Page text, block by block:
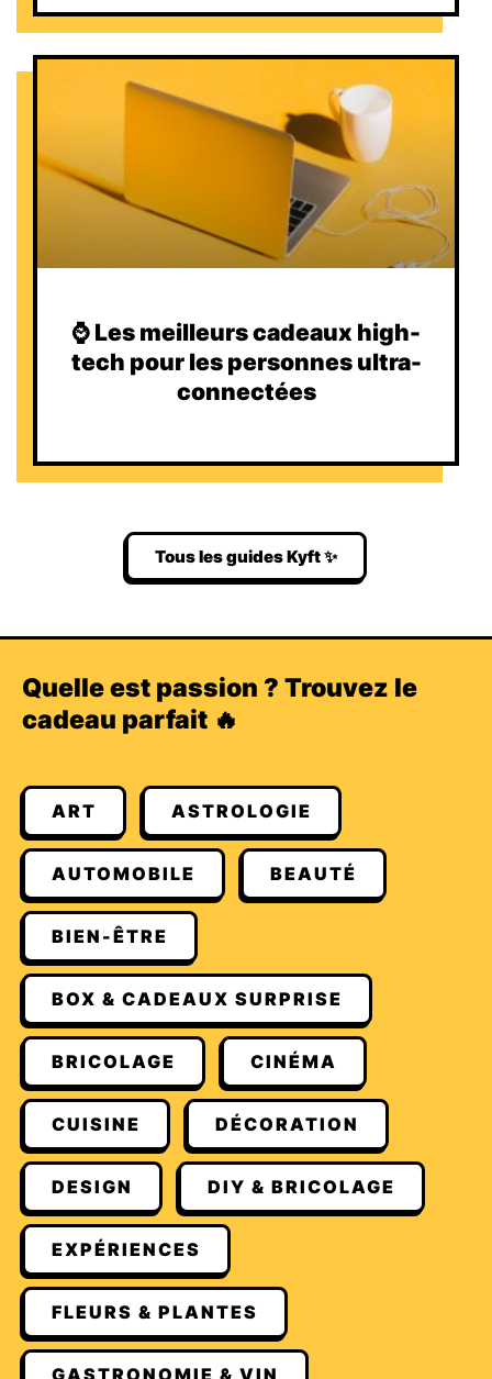
⌚️ Les meilleurs cadeaux high-
tech pour les personnes ultra-
connectées
Tous les guides Kyft ✨
Quelle est passion ? Trouvez le
cadeau parfait 🔥
ART ASTROLOGIE
AUTOMOBILE BEAUTÉ
BIEN-ÊTRE
BOX & CADEAUX SURPRISE
BRICOLAGE CINÉMA
CUISINE DÉCORATION
DESIGN DIY & BRICOLAGE
EXPÉRIENCES
FLEURS & PLANTES